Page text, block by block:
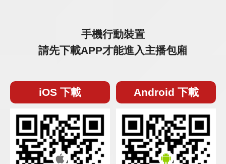
手機行動裝置
請先下載APP才能進入主播包廂
iOS 下載 Android 下載